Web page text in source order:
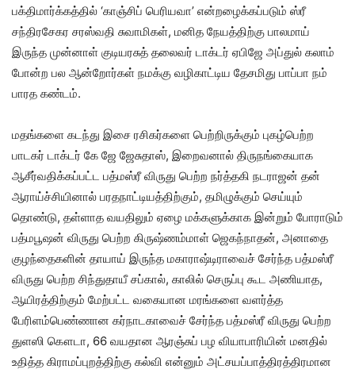
பக்திமார்க்கத்தில் ‘காஞ்சிப் பெரியவா’ என்றழைக்கப்படும் ஸ்ரீ
சந்திரசேகர சரஸ்வதி சுவாமிகள், மனித நேயத்திற்கு பாலமாய்
இருந்த முன்னாள் குடியரசுத் தலைவர் டாக்டர் ஏபிஜே அப்துல் கலாம்
போன்ற பல ஆன்றோர்கள் நமக்கு வழிகாட்டிய தேசமிது பாப்பா நம்
பாரத கண்டம்.
மதங்களை கடந்து இசை ரசிகர்களை பெற்றிருக்கும் புகழ்பெற்ற
பாடகர் டாக்டர் கே ஜே ஜேசுதாஸ், இறைவனால் திருநங்கையாக
ஆசீர்வதிக்கப்பட்ட பத்மஸ்ரீ விருது பெற்ற நர்த்தகி நடராஜன் தன்
ஆராய்ச்சியினால் பரதநாட்டியத்திற்கும், தமிழுக்கும் செய்யும்
தொண்டு, தள்ளாத வயதிலும் ஏழை மக்களுக்காக இன்றும் போராடும்
பத்மபூஷன் விருது பெற்ற கிருஷ்ணம்மாள் ஜெகந்நாதன், அனாதை
குழந்தைகளின் தாயாய் இருந்த மகாராஷ்டிராவைச் சேர்ந்த பத்மஸ்ரீ
விருது பெற்ற சிந்துதாயீ சப்கால், காலில் செருப்பு கூட அணியாத,
ஆயிரத்திற்கும் மேற்பட்ட வகையான மரங்களை வளர்த்த
பேரிளம்பெண்ணான கர்நாடகாவைச் சேர்ந்த பத்மஸ்ரீ விருது பெற்ற
துளஸி கௌடா, 66 வயதான ஆரஞ்சுப் பழ வியாபாரியின் மனதில்
உதித்த கிராமப்புறத்திற்கு கல்வி என்னும் அட்சயப்பாத்திரத்திரமான